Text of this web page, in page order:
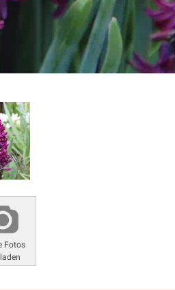
Fotos